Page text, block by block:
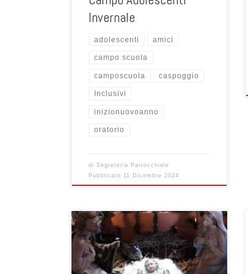
Invernale
adolescenti amici
campo scuola
camposcuola caspoggio
Inclusivi
inizionuovoanno
oratorio
diSegreteria Parrocchiale
Pubblicato 11 Dicembre 2024
Guida per la registrazione alla
piattaforma SANSONE per le attività
organizzate in Oratorio Albate Muggio